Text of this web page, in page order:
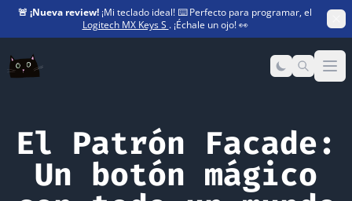
🚨 ¡Nueva review! ¡Mi teclado ideal! ⌨️ Perfecto para programar, el
Logitech MX Keys S . ¡Échale un ojo! 👀
El Patrón Facade:
Un botón mágico